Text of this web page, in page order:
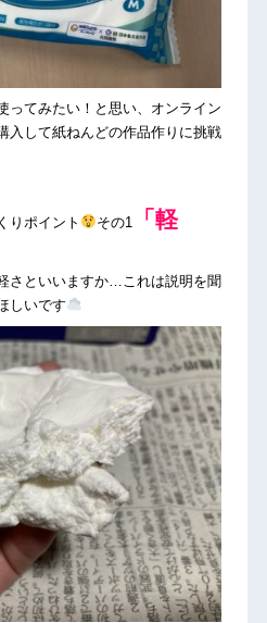
ってみたい！と思い、オンライン
入して紙ねんどの作品作りに挑戦
りポイント その1「軽
さといいますか…これは説明を聞
しいです